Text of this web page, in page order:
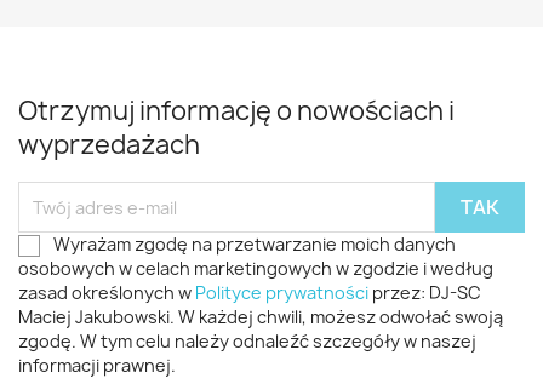
Otrzymuj informację o nowościach i
wyprzedażach
Wyrażam zgodę na przetwarzanie moich danych
osobowych w celach marketingowych w zgodzie i według
zasad określonych w Polityce prywatności przez: DJ-SC
Maciej Jakubowski. W każdej chwili, możesz odwołać swoją
zgodę. W tym celu należy odnaleźć szczegóły w naszej
informacji prawnej.